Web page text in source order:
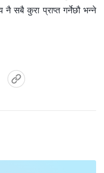
नै सबै कुरा प्राप्त गर्नेछौ भन्‍ने